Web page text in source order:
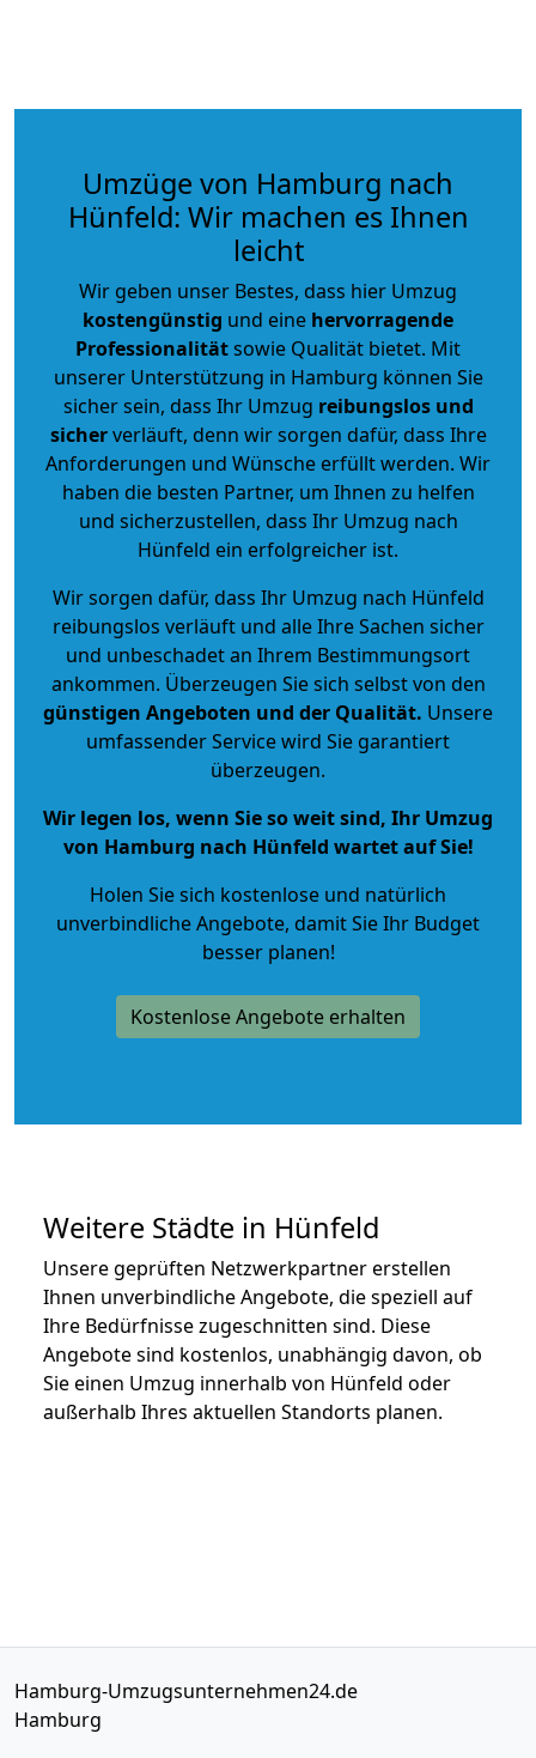
Umzüge von Hamburg nach
Hünfeld: Wir machen es Ihnen
leicht
Wir geben unser Bestes, dass hier Umzug
kostengünstig und eine hervorragende
Professionalitätsowie Qualität bietet. Mit
unserer Unterstützung in Hamburg können Sie
sicher sein, dass Ihr Umzug reibungslos und
sicherverläuft, denn wir sorgen dafür, dass Ihre
Anforderungen und Wünsche erfüllt werden. Wir
haben die besten Partner, um Ihnen zu helfen
und sicherzustellen, dass Ihr Umzug nach
Hünfeld ein erfolgreicher ist.
Wir sorgen dafür, dass Ihr Umzug nach Hünfeld
reibungslos verläuft und alle Ihre Sachen sicher
und unbeschadet an Ihrem Bestimmungsort
ankommen. Überzeugen Sie sich selbst von den
günstigen Angeboten und der Qualität. Unsere
umfassender Service wird Sie garantiert
überzeugen.
Wir legen los, wenn Sie so weit sind, Ihr Umzug
von Hamburg nach Hünfeld wartet auf Sie!
Holen Sie sich kostenlose und natürlich
unverbindliche Angebote, damit Sie Ihr Budget
besser planen!
Kostenlose Angebote erhalten
Weitere Städte in Hünfeld
Unsere geprüften Netzwerkpartner erstellen
Ihnen unverbindliche Angebote, die speziell auf
Ihre Bedürfnisse zugeschnitten sind. Diese
Angebote sind kostenlos, unabhängig davon, ob
Sie einen Umzug innerhalb von Hünfeld oder
außerhalb Ihres aktuellen Standorts planen.
Hamburg-Umzugsunternehmen24.de
Hamburg